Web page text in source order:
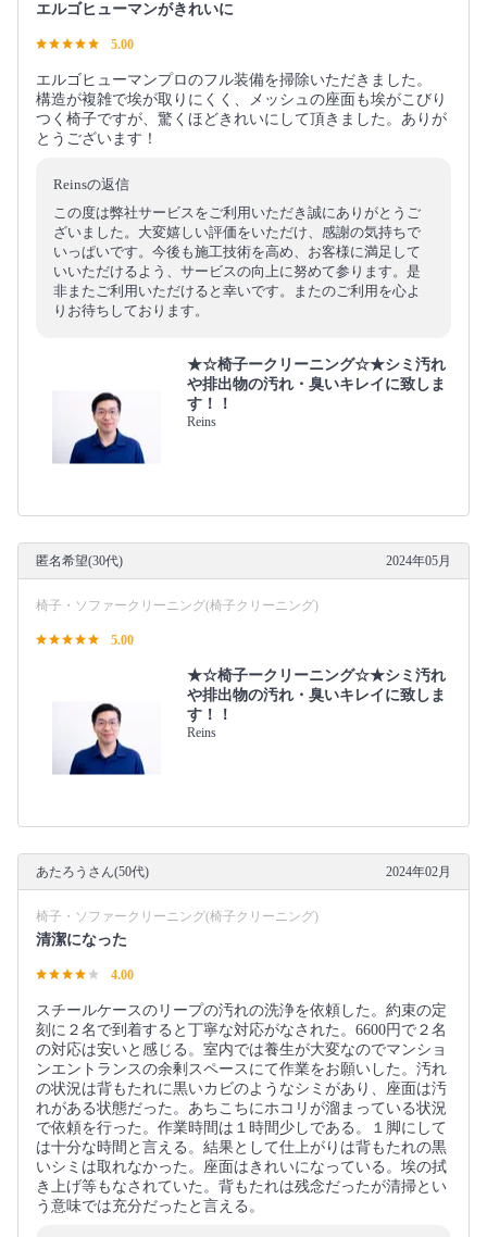
エルゴヒューマンがきれいに
5.00
エルゴヒューマンプロのフル装備を掃除いただきました。
構造が複雑で埃が取りにくく、メッシュの座面も埃がこびり
つく椅子ですが、驚くほどきれいにして頂きました。ありが
とうございます！
Reinsの返信
この度は弊社サービスをご利用いただき誠にありがとうご
ざいました。大変嬉しい評価をいただけ、感謝の気持ちで
いっぱいです。今後も施工技術を高め、お客様に満足して
いいただけるよう、サービスの向上に努めて参ります。是
非またご利用いただけると幸いです。またのご利用を心よ
りお待ちしております。
★☆椅子ークリーニング☆★シミ汚れ
や排出物の汚れ・臭いキレイに致しま
す！！
Reins
匿名希望(30代) 2024年05月
椅子・ソファークリーニング(椅子クリーニング)
5.00
★☆椅子ークリーニング☆★シミ汚れ
や排出物の汚れ・臭いキレイに致しま
す！！
Reins
あたろうさん(50代) 2024年02月
椅子・ソファークリーニング(椅子クリーニング)
清潔になった
4.00
スチールケースのリープの汚れの洗浄を依頼した。約束の定
刻に２名で到着すると丁寧な対応がなされた。6600円で２名
の対応は安いと感じる。室内では養生が大変なのでマンショ
ンエントランスの余剰スペースにて作業をお願いした。汚れ
の状況は背もたれに黒いカビのようなシミがあり、座面は汚
れがある状態だった。あちこちにホコリが溜まっている状況
で依頼を行った。作業時間は１時間少しである。１脚にして
は十分な時間と言える。結果として仕上がりは背もたれの黒
いシミは取れなかった。座面はきれいになっている。埃の拭
き上げ等もなされていた。背もたれは残念だったが清掃とい
う意味では充分だったと言える。